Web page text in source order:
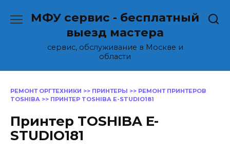
МФУ сервис - бесплатный
выезд мастера
сервис, обслуживание в Москве и
области
РЕМОНТ ОРГТЕХНИКИ >> ПРИНТЕРЫ >> РЕМОНТ ПРИНТЕРОВ
TOSHIBA >> ПРИНТЕР TOSHIBA E-STUDIO181
Принтер TOSHIBA E-
STUDIO181